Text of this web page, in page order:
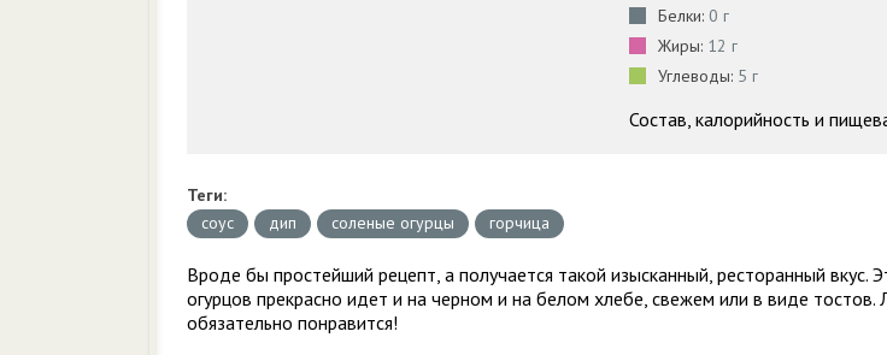
Белки: 0 г
Жиры: 12 г
Углеводы: 5 г
Состав, калорийность и
Теги:
соус
дип соленые огурцы горчица
Вроде бы простейший рецепт, а получается такой изысканный, ресторанный вкус.
огурцов прекрасно идет и на черном и на белом хлебе, свежем или в виде тостов.
обязательно понравится!